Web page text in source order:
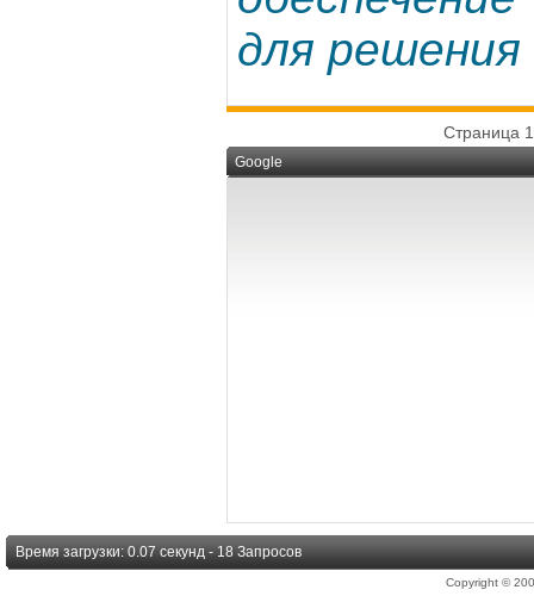
для решения
Страница
Google
Время загрузки: 0.07 секунд - 18 Запросов
Copyright ©